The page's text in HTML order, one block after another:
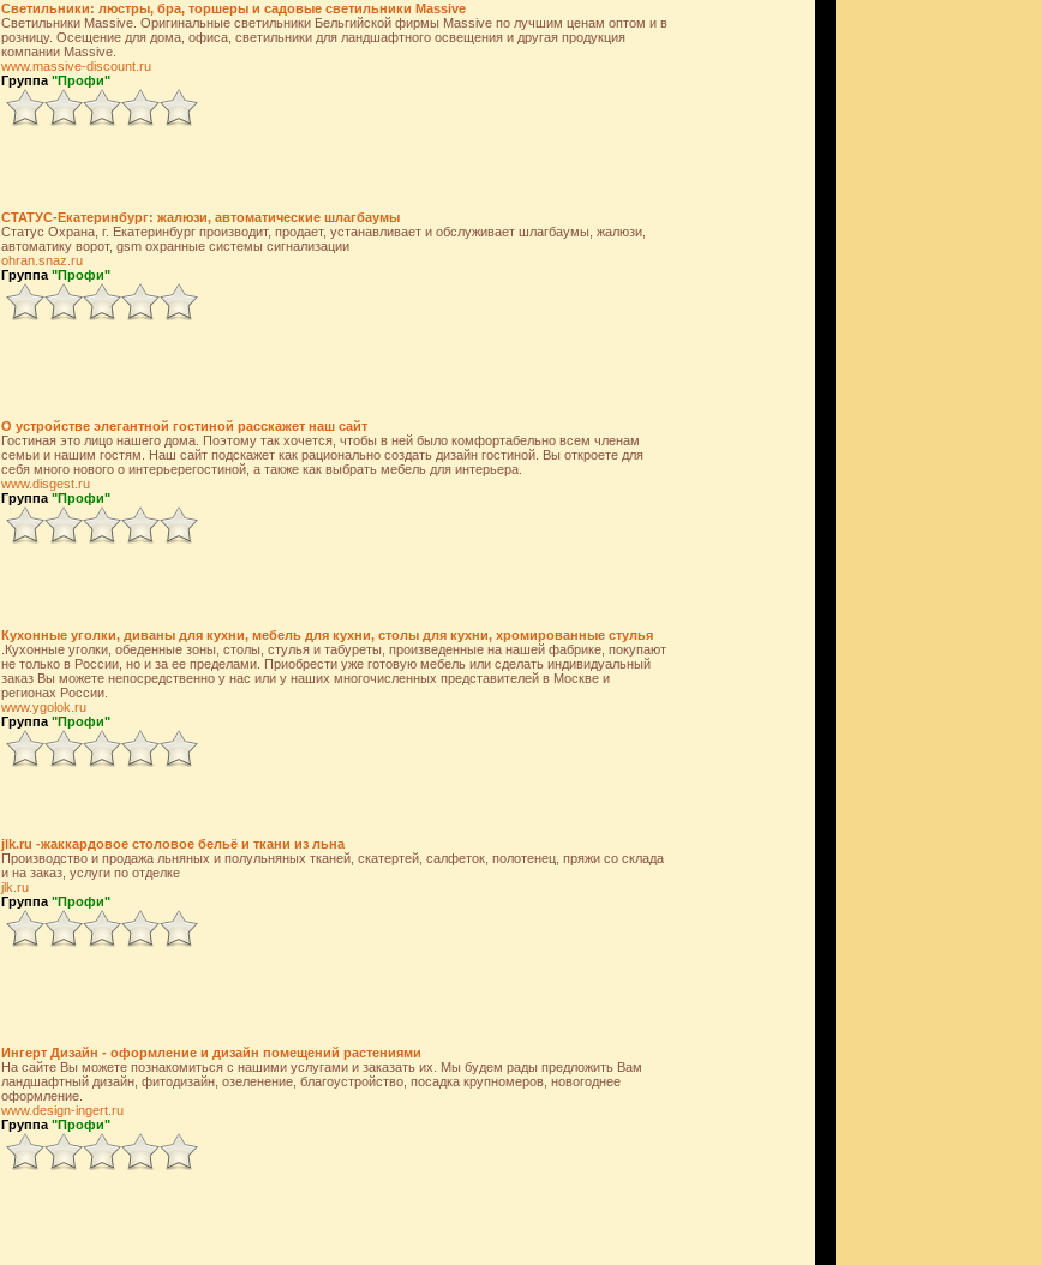
Светильники: люстры, бра, торшеры и садовые светильники Massive
Светильники Massive. Оригинальные светильники Бельгийской фирмы Massive по лучшим ценам оптом и в
розницу. Осещение для дома, офиса, светильники для ландшафтного освещения и другая продукция
компании Massive.
www.massive-discount.ru
Группа "Профи"
СТАТУС-Екатеринбург: жалюзи, автоматические шлагбаумы
Статус Охрана, г. Екатеринбург производит, продает, устанавливает и обслуживает шлагбаумы, жалюзи,
автоматику ворот, gsm охранные системы сигнализации
ohran.snaz.ru
Группа "Профи"
О устройстве элегантной гостиной расскажет наш сайт
Гостиная это лицо нашего дома. Поэтому так хочется, чтобы в ней было комфортабельно всем членам
семьи и нашим гостям. Наш сайт подскажет как рационально создать дизайн гостиной. Вы откроете для
себя много нового о интерьерегостиной, а также как выбрать мебель для интерьера.
www.disgest.ru
Группа "Профи"
Кухонные уголки, диваны для кухни, мебель для кухни, столы для кухни, хромированные стулья
.Кухонные уголки, обеденные зоны, столы, стулья и табуреты, произведенные на нашей фабрике, покупают
не только в России, но и за ее пределами. Приобрести уже готовую мебель или сделать индивидуальный
заказ Вы можете непосредственно у нас или у наших многочисленных представителей в Москве и
регионах России.
www.ygolok.ru
Группа "Профи"
jlk.ru -жаккардовое столовое бельё и ткани из льна
Производство и продажа льняных и полульняных тканей, скатертей, салфеток, полотенец, пряжи со склада
и на заказ, услуги по отделке
jlk.ru
Группа "Профи"
Ингерт Дизайн - оформление и дизайн помещений растениями
На сайте Вы можете познакомиться с нашими услугами и заказать их. Мы будем рады предложить Вам
ландшафтный дизайн, фитодизайн, озеленение, благоустройство, посадка крупномеров, новогоднее
оформление.
www.design-ingert.ru
Группа "Профи"